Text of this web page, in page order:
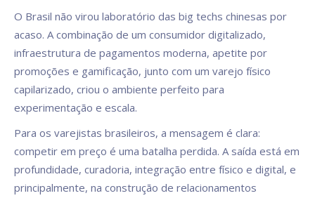
O Brasil não virou laboratório das big techs chinesas por
acaso. A combinação de um consumidor digitalizado,
infraestrutura de pagamentos moderna, apetite por
promoções e gamificação, junto com um varejo físico
capilarizado, criou o ambiente perfeito para
experimentação e escala.
Para os varejistas brasileiros, a mensagem é clara:
competir em preço é uma batalha perdida. A saída está em
profundidade, curadoria, integração entre físico e digital, e
principalmente, na construção de relacionamentos